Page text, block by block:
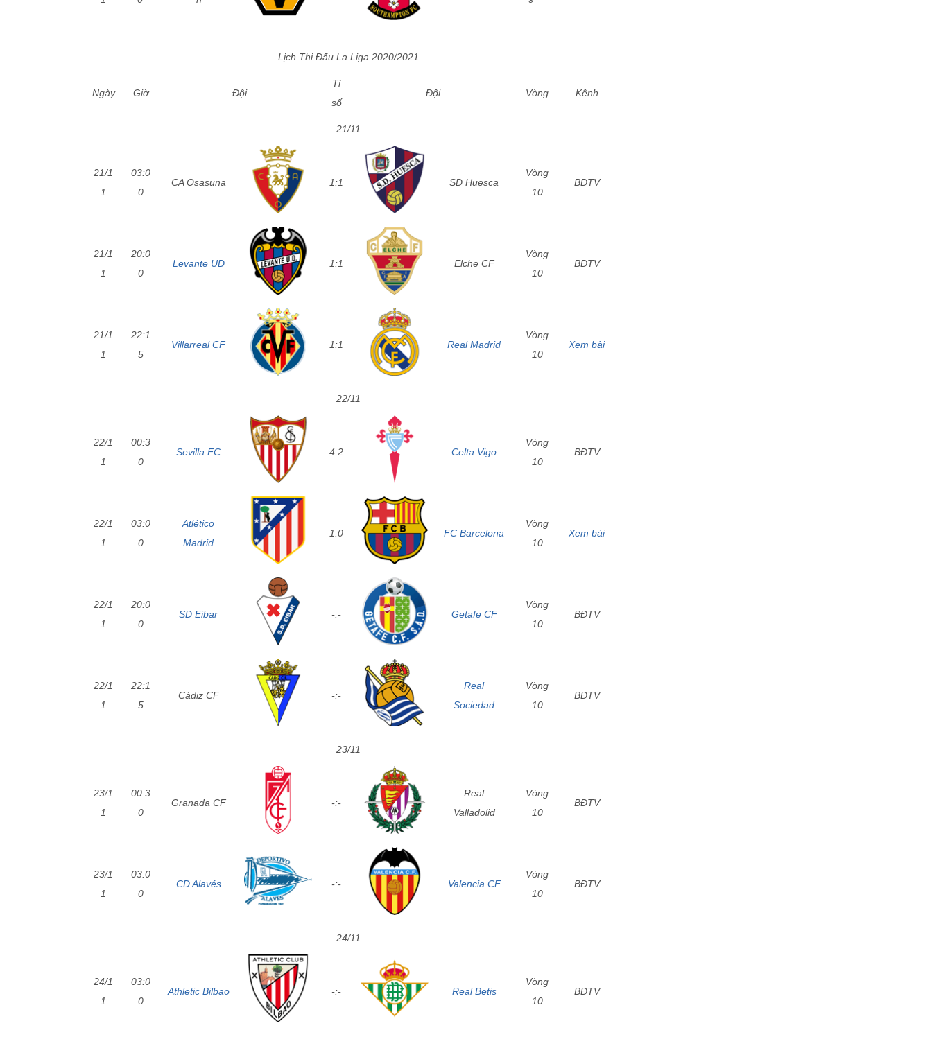
Lịch Thi Đấu La Liga 2020/2021
Ngày Giờ Đội
Tỉ
số
Đội Vòng Kênh
21/11
21/1
1
03:0
0
CA Osasuna 1:1 SD Huesca
Vòng
10
BĐTV
21/1
1
20:0
0
Levante UD 1:1 Elche CF
Vòng
10
BĐTV
21/1
1
22:1
5
Villarreal CF 1:1 Real Madrid
Vòng
10
Xem bài
22/11
22/1
1
00:3
0
Sevilla FC 4:2 Celta Vigo
Vòng
10
BĐTV
22/1
1
03:0
0
Atlético
Madrid
1:0 FC Barcelona
Vòng
10
Xem bài
22/1
1
20:0
0
SD Eibar -:- Getafe CF
Vòng
10
BĐTV
22/1
1
22:1
5
Cádiz CF -:-
Real
Sociedad
Vòng
10
BĐTV
23/11
23/1
1
00:3
0
Granada CF -:-
Real
Valladolid
Vòng
10
BĐTV
23/1
1
03:0
0
CD Alavés -:- Valencia CF
Vòng
10
BĐTV
24/11
24/1
1
03:0
0
Athletic Bilbao -:- Real Betis
Vòng
10
BĐTV